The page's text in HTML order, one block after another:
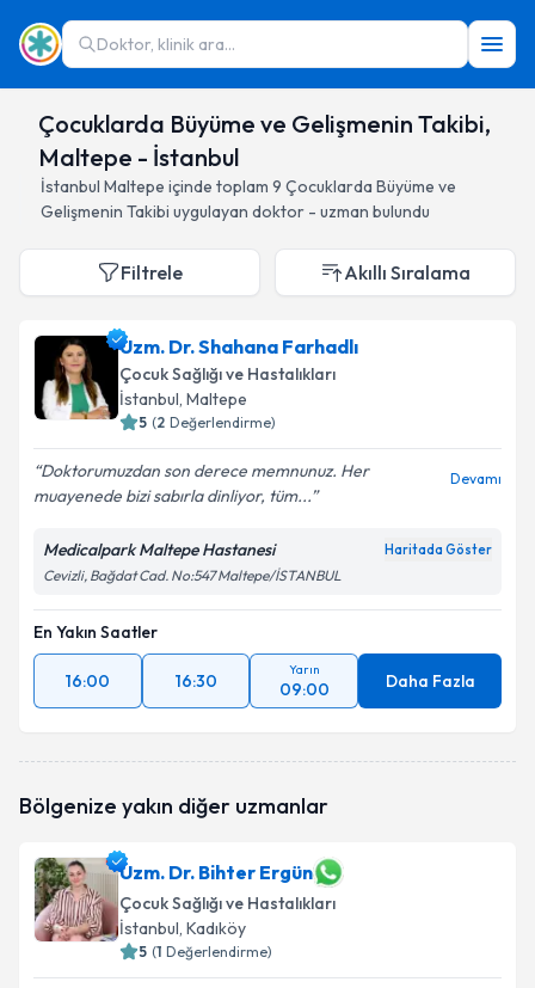
Doktor, klinik ara...
Çocuklarda Büyüme ve Gelişmenin Takibi,
Maltepe - İstanbul
İstanbul Maltepe içinde toplam 9 Çocuklarda Büyüme ve
Gelişmenin Takibi uygulayan doktor - uzman bulundu
Filtrele Akıllı Sıralama
Uzm. Dr. Shahana Farhadlı
Çocuk Sağlığı ve Hastalıkları
İstanbul, Maltepe
5 (2 Değerlendirme)
Doktorumuzdan son derece memnunuz. Her
muayenede bizi sabırla dinliyor, tüm...
Devamı
Medicalpark Maltepe Hastanesi Haritada Göster
Cevizli, Bağdat Cad. No:547 Maltepe/İSTANBUL
En Yakın Saatler
16:00 16:30
Yarın
09:00 Daha Fazla
Bölgenize yakın diğer uzmanlar
Uzm. Dr. Bihter Ergün
Çocuk Sağlığı ve Hastalıkları
İstanbul, Kadıköy
5 (1 Değerlendirme)